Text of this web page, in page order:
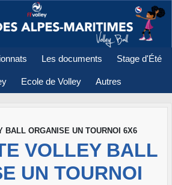
Les documents Stage d'Été
Ecole de Volley Autres
BALL ORGANISE UN TOURNOI 6X6
VOLLEY BALL
UN TOURNOI
cookies